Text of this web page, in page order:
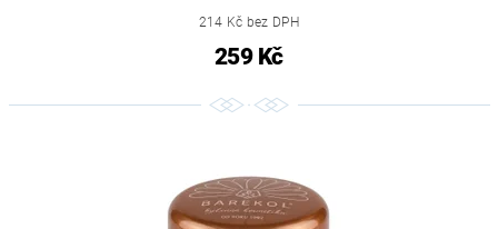
214 Kč bez DPH
259 Kč